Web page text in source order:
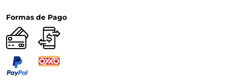
Formas de Pago